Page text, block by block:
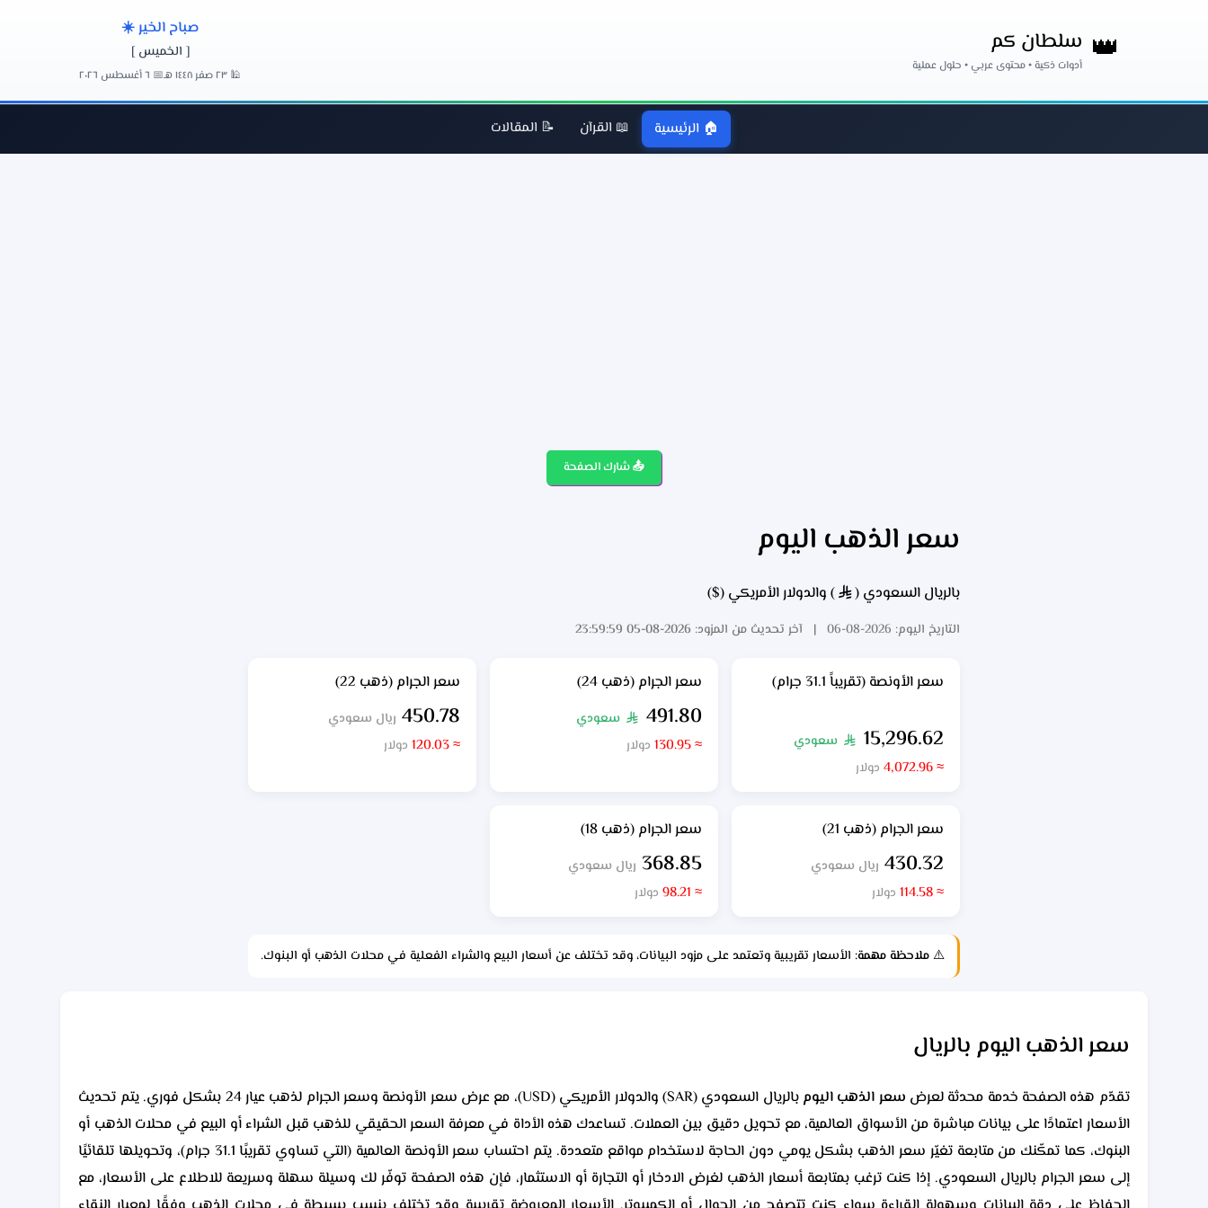
👑 سلطان كم
أدوات ذكية • محتوى عربي • حلول عملية
صباح الخير ☀️
[ الخميس ]
🕌 ٢٣ صفر ١٤٤٨ هـ 📅 ٦ أغسطس ٢٠٢٦
🏠 الرئيسية 📖 القرآن 📝 المقالات
📤 شارك الصفحة
سعر الذهب اليوم
بالريال السعودي ( § ) والدولار الأمريكي ($)
التاريخ اليوم: 2026-08-06 | آخر تحديث من المزود: 2026-08-05 23:59:59
سعر الأونصة (تقريباً 31.1 جرام)
15,296.62
§ سعودي
≈ 4,072.96 دولار
سعر الجرام (ذهب 24)
491.80
§ سعودي
≈ 130.95 دولار
سعر الجرام (ذهب 22)
450.78 ريال سعودي
≈ 120.03 دولار
سعر الجرام (ذهب 21)
430.32 ريال سعودي
≈ 114.58 دولار
سعر الجرام (ذهب 18)
368.85 ريال سعودي
≈ 98.21 دولار
⚠️ملاحظة مهمة: الأسعار تقريبية وتعتمد على مزود البيانات، وقد تختلف عن أسعار البيع والشراء الفعلية في محلات الذهب أو البنوك.
سعر الذهب اليوم بالريال
تقدّم هذه الصفحة خدمة محدثة لعرض سعر الذهب اليوم
بالريال السعودي (SAR) والدولار الأمريكي (USD)، مع عرض سعر الأونصة وسعر الجرام لذهب عيار 24 بشكل فوري. يتم تحديث
الأسعار اعتمادًا على بيانات مباشرة من الأسواق العالمية، مع تحويل دقيق بين العملات. تساعدك هذه الأداة في معرفة السعر الحقيقي للذهب قبل الشراء أو البيع في محلات الذهب أو
البنوك، كما تمكّنك من متابعة تغيّر سعر الذهب بشكل يومي دون الحاجة لاستخدام مواقع متعددة. يتم احتساب سعر الأونصة العالمية (التي تساوي تقريبًا 31.1 جرام)، وتحويلها تلقائيًا
إلى سعر الجرام بالريال السعودي. إذا كنت ترغب بمتابعة أسعار الذهب لغرض الادخار أو التجارة أو الاستثمار، فإن هذه الصفحة توفّر لك وسيلة سهلة وسريعة للاطلاع على الأسعار، مع